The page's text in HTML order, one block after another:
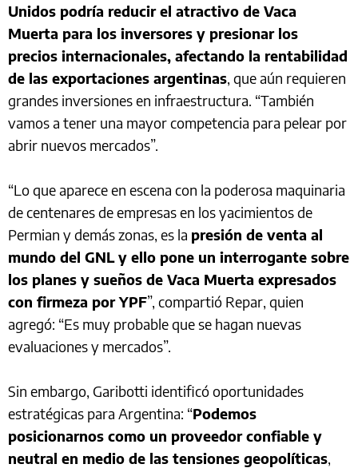
Unidos podría reducir el atractivo de Vaca
Muerta para los inversores y presionar los
precios internacionales, afectando la rentabilidad
de las exportaciones argentinas, que aún requieren
grandes inversiones en infraestructura. “También
vamos a tener una mayor competencia para pelear por
abrir nuevos mercados”.
“Lo que aparece en escena con la poderosa maquinaria
de centenares de empresas en los yacimientos de
Permian y demás zonas, es la presión de venta al
mundo del GNL y ello pone un interrogante sobre
los planes y sueños de Vaca Muerta expresados
con firmeza por YPF”, compartió Repar, quien
agregó: “Es muy probable que se hagan nuevas
evaluaciones y mercados”.
Sin embargo, Garibotti identificó oportunidades
estratégicas para Argentina: “Podemos
posicionarnos como un proveedor confiable y
neutral en medio de las tensiones geopolíticas,